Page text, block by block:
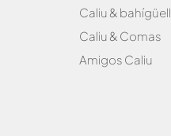
Caliu & bahígüell
Caliu & Comas
Amigos Caliu